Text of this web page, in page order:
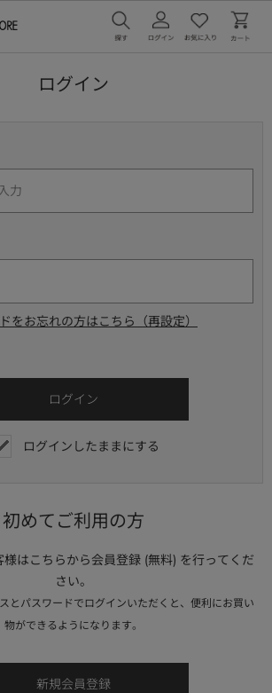
ログイン
をお忘れの方はこちら（再設定）
ログインしたままにする
初めてご利用の方
はこちらから会員登録 (無料) を行ってくだ
さい。
とパスワードでログインいただくと、便利にお買い
物ができるようになります。